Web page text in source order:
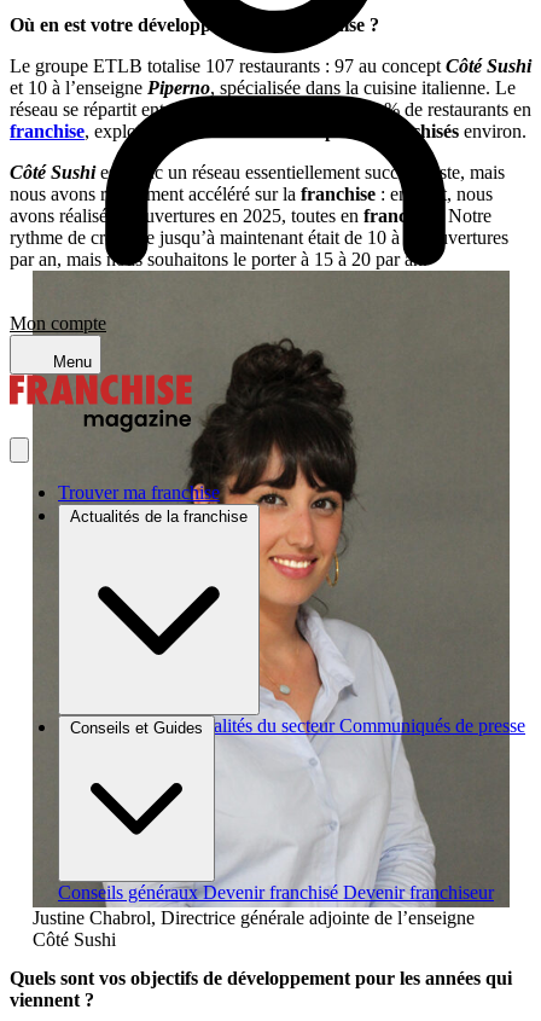
Mon compte
Menu
Trouver ma franchise
Actualités de la franchise
Brèves et actus Actualités du secteur Communiqués de presse
Conseils et Guides
Conseils généraux Devenir franchisé Devenir franchiseur
Où en est votre développement en franchise ?
Le groupe ETLB totalise 107 restaurants : 97 au concept Côté Sushi
et 10 à l’enseigne Piperno, spécialisée dans la cuisine italienne. Le
réseau se répartit entre 70 % de succursales et 30 % de restaurants en
franchise, exploités par 25 chefs d’entreprises franchisés environ.
Côté Sushiest donc un réseau essentiellement succursaliste, mais
nous avons récemment accéléré sur la franchise : en effet, nous
avons réalisé 11 ouvertures en 2025, toutes en franchise
. Notre
rythme de croisière jusqu’à maintenant était de 10 à 15 ouvertures
par an, mais nous souhaitons le porter à 15 à 20 par an.
Justine Chabrol, Directrice générale adjointe de l’enseigne
Côté Sushi
Quels sont vos objectifs de développement pour les années qui
viennent ?